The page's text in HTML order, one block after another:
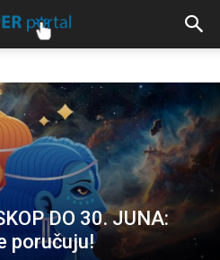
DO 30. JUNA:
poručuju!